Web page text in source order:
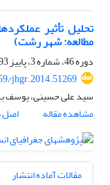
مطالعه: شهر رشت)
دوره 46، شماره 3، پاییز 1393، صفحه
jhgr.2014.51269
سید علی حسینی، یوسف
مشاهده مقاله
اصل
مقالات آماده انتشار